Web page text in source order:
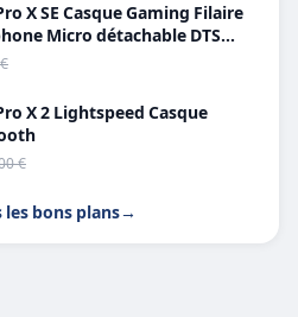
X SE Casque Gaming Filaire
Micro détachable DTS
7.1
X 2 Lightspeed Casque
€
bons plans→